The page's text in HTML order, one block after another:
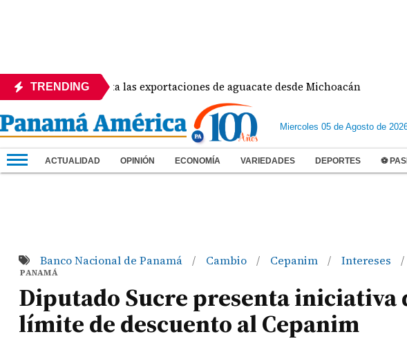
TRENDING
de EE.UU. afecta las exportaciones de aguacate desde Michoacán
Miercoles 05 de Agosto de
ACTUALIDAD OPINIÓN ECONOMÍA VARIEDADES DEPORTES ⚽
Banco Nacional de Panamá / Cambio / Cepanim / Intereses /
PANAMÁ
Diputado Sucre presenta iniciativa
límite de descuento al Cepanim